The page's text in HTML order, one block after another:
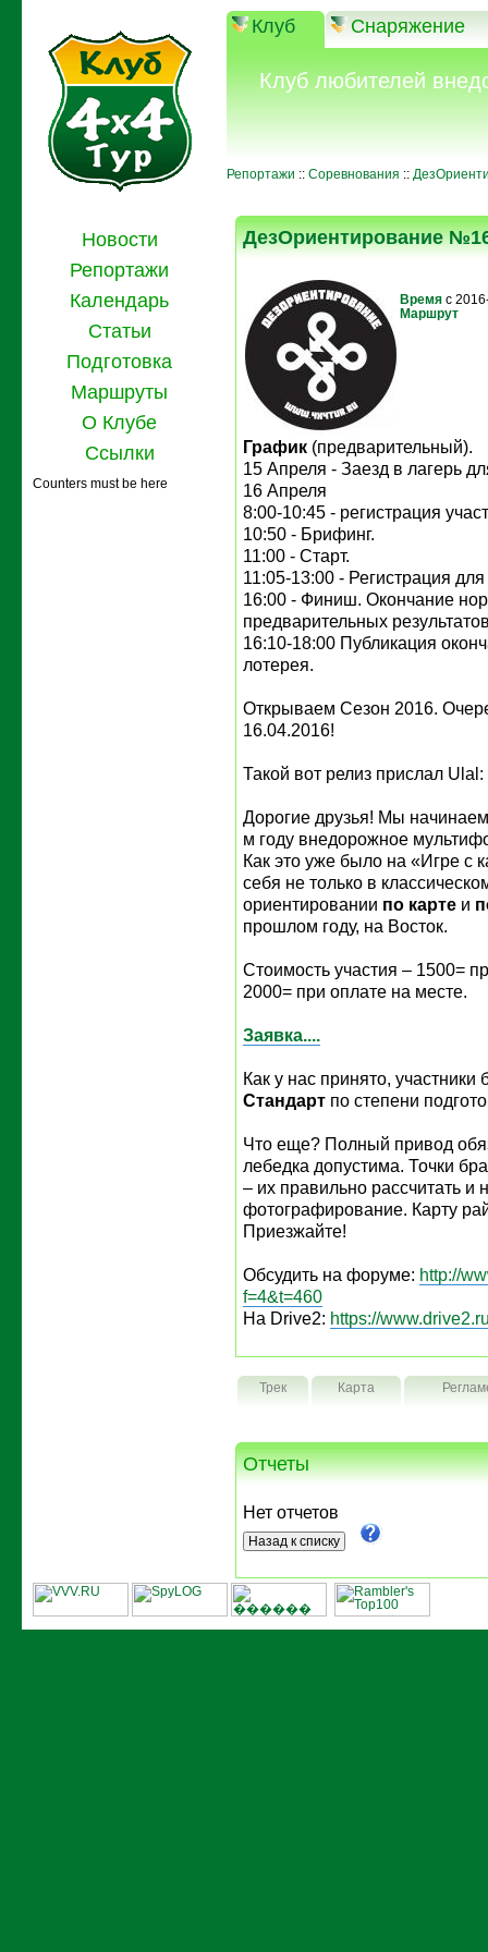
Клуб Снаряжение
Клуб любителей
Репортажи :: Соревнования ::
Новости
Репортажи
Календарь
Статьи
Подготовка
Маршруты
О Клубе
Ссылки
Counters must be here
ДезОриентирование
Время с
Маршрут
График(предварительный).
15 Апреля - Заезд в лагерь
16 Апреля
8:00-10:45 - регистрация
10:50 - Брифинг.
11:00 - Старт.
11:05-13:00 - Регистрация
16:00 - Финиш. Окончание
предварительных
16:10-18:00 Публикация
лотерея.
Открываем Сезон 2016.
16.04.2016!
Такой вот релиз прислал Ulal:
Дорогие друзья! Мы
м году внедорожное
Как это уже было на «Игре с
себя не только в
ориентировании по картеи
прошлом году, на Восток.
Стоимость участия – 1500=
2000= при оплате на месте.
Заявка....
Как у нас принято,
Стандартпо степени
Что еще? Полный привод
лебедка допустима. Точки
– их правильно рассчитать и
фотографирование. Карту
Приезжайте!
Обсудить на форуме: http://
f=4&t=460
На Drive2: https://
Трек Карта
Отчеты
Нет отчетов